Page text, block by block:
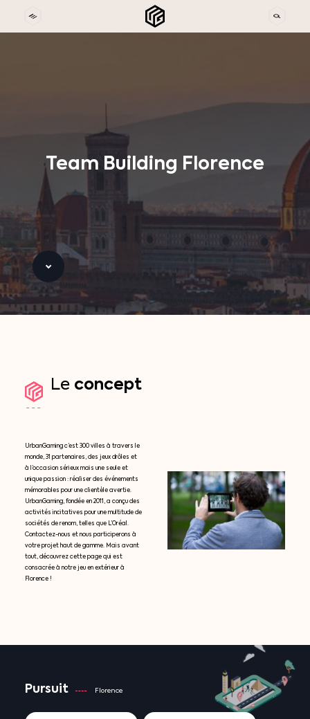
Team Building Florence
Le concept
UrbanGaming c’est 300 villes à travers le
monde, 31 partenaires, des jeux drôles et
à l’occasion sérieux mais une seule et
unique passion : réaliser des événements
mémorables pour une clientèle avertie.
UrbanGaming, fondée en 2011, a conçu des
activités incitatives pour une multitude de
sociétés de renom, telles que L’Oréal.
Contactez-nous et nous participerons à
votre projet haut de gamme. Mais avant
tout, découvrez cette page qui est
consacrée à notre jeu en extérieur à
Florence !
Pursuit Florence